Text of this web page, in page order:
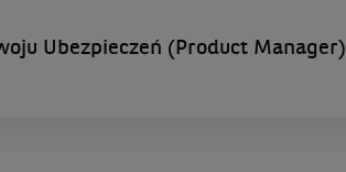
Ubezpieczeń (Product Manager)